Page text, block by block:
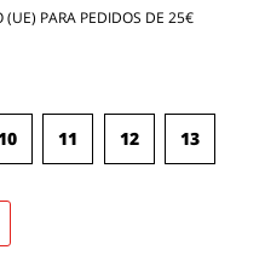
(UE) PARA PEDIDOS DE 25€
11 12 13